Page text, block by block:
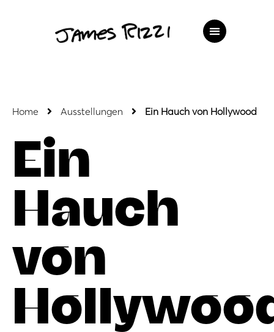
Home Ausstellungen Ein Hauch von Hollywood
Ein
Hauch
von